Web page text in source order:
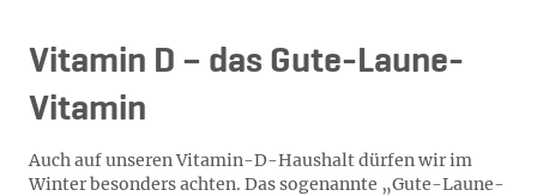
Vitamin D – das Gute-Laune-
Vitamin
Auch auf unseren Vitamin-D-Haushalt dürfen wir im
Winter besonders achten. Das sogenannte „Gute-Laune-